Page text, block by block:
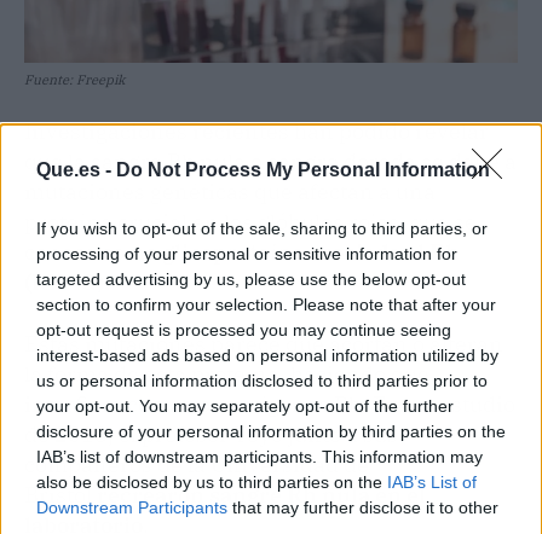
Que.es - Do Not Process My Personal Information
If you wish to opt-out of the sale, sharing to third parties, or
processing of your personal or sensitive information for
targeted advertising by us, please use the below opt-out
section to confirm your selection. Please note that after your
opt-out request is processed you may continue seeing
interest-based ads based on personal information utilized by
us or personal information disclosed to third parties prior to
your opt-out. You may separately opt-out of the further
disclosure of your personal information by third parties on the
IAB’s list of downstream participants. This information may
also be disclosed by us to third parties on the IAB’s List of
Downstream Participants that may further disclose it to other
Fuente: Freepik
Investigaciones recientes han podido revelar
que la sangre Rh nula o sangre dorada se debe a
proteína crucial en los glóbulos rojos, que se
conoce comoglicoproteína asociada al Rh
(RHAG).
Estas mutaciones parece que acortan o alteran
la forma de esta proteína, haciendo que
interfiera con otros antígenos Rh. En un estudio
de 2018, el profesor Toye junto a sus
compañeros de la Universidad de
Bristol recrearon sangre Rh nula en el